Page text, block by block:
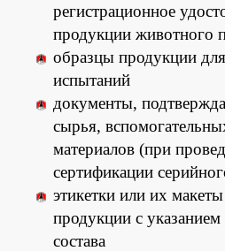
регистрационное
продукции животного
образцы продукции
испытаний
документы,
сырья,
материалов (при
сертификации
этикетки или их
продукции с указанием
состава